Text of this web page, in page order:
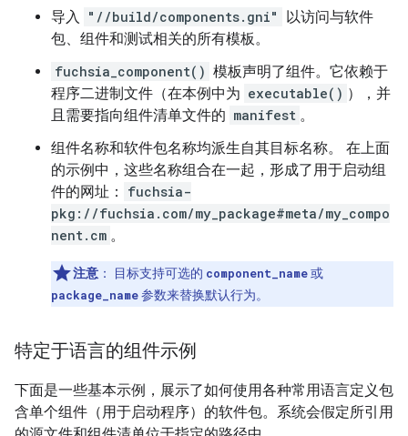
导入 "//build/components.gni"
以访问与软件
包、组件和测试相关的所有模板。
fuchsia_component() 模板声明了组件。它依赖于
程序二进制文件（在本例中为 executable() ），并
且需要指向组件清单文件的 manifest 。
组件名称和软件包名称均派生自其目标名称。 在上面
的示例中，这些名称组合在一起，形成了用于启动组
件的网址：
fuchsia-
pkg://fuchsia.com/my_package#meta/my_compo
nent.cm 。
注意 ： 目标支持可选的 component_name或
package_name参数来替换默认行为。
特定于语言的组件示例
下面是一些基本示例，展示了如何使用各种常用语言定义包
含单个组件（用于启动程序）的软件包。系统会假定所引用